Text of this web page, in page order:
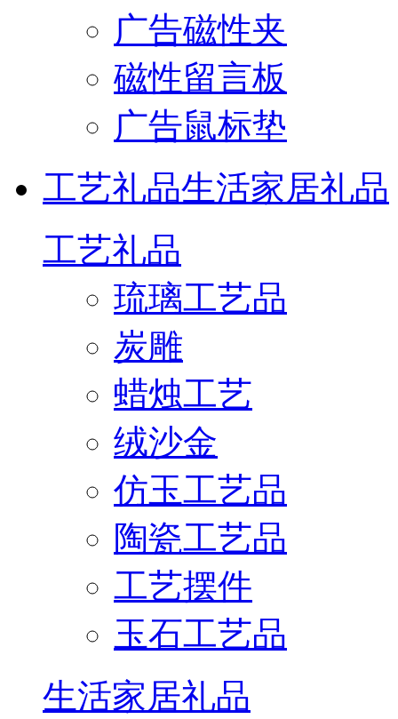
广告磁性夹
磁性留言板
广告鼠标垫
工艺礼品生活家居礼品
工艺礼品
琉璃工艺品
炭雕
蜡烛工艺
绒沙金
仿玉工艺品
陶瓷工艺品
工艺摆件
玉石工艺品
生活家居礼品